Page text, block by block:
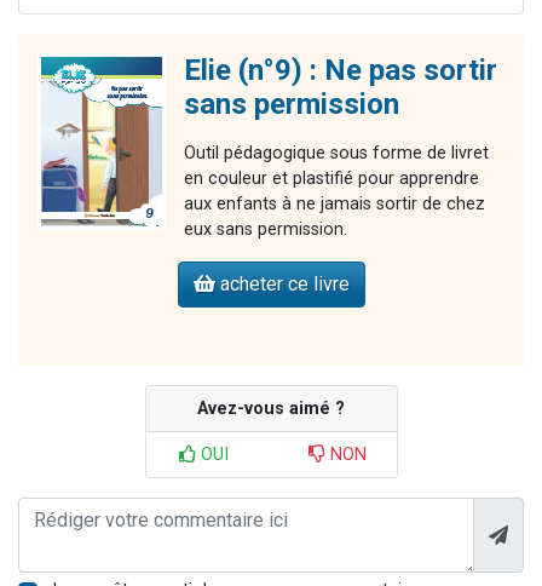
Elie (n°9) : Ne pas sortir
sans permission
Outil pédagogique sous forme de livret
en couleur et plastifié pour apprendre
aux enfants à ne jamais sortir de chez
eux sans permission.
acheter ce livre
Avez-vous aimé ?
OUI NON